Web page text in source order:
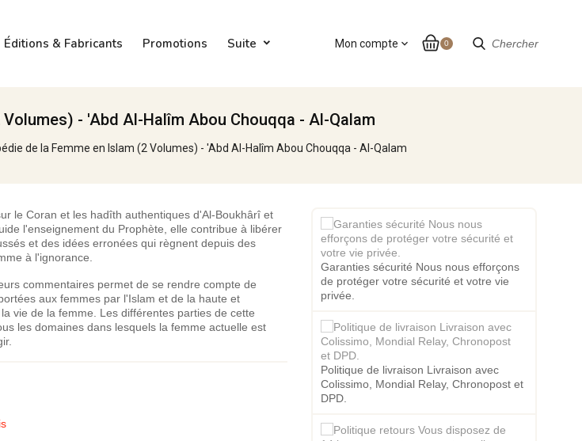
Chercher
Éditions & Fabricants Promotions Suite 0
Mon compte expand_more
- 'Abd Al-Halîm Abou Chouqqa - Al-Qalam
de la Femme en Islam (2 Volumes) - 'Abd Al-Halîm Abou Chouqqa - Al-Qalam
le Coran et les hadîth authentiques d'Al-Boukhârî et
l'enseignement du Prophète, elle contribue à libérer
et des idées erronées qui règnent depuis des
à l'ignorance.
commentaires permet de se rendre compte de
aux femmes par l'Islam et de la haute et
vie de la femme. Les différentes parties de cette
les domaines dans lesquels la femme actuelle est
Garanties sécurité Nous nous efforçons
de protéger votre sécurité et votre vie
privée.
Politique de livraison Livraison avec
Colissimo, Mondial Relay, Chronopost et
DPD.